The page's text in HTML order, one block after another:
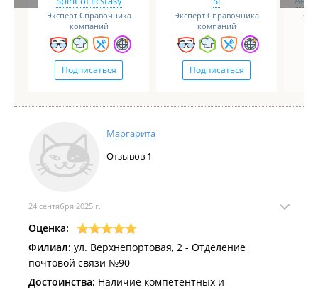
Эксперт Справочника
компаний
Подписаться
Эксперт Справочника
компаний
Подписаться
Маргарита
Отзывов 1
24 сентября 2025 г.
Оценка:
Филиал: ул. Верхнепортовая, 2 - Отделение
почтовой связи №90
Достоинства: Наличие компетентных и